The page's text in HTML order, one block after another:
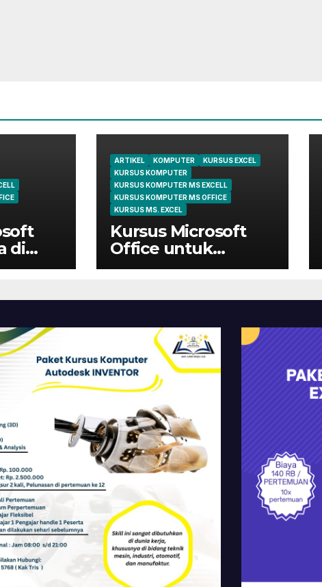
di
ARTIKEL KOMPUTER
KURSUS EXCEL
KURSUS KOMPUTER
KURSUS KOMPUTER MS EXCELL
KURSUS KOMPUTER MS OFFICE
KURSUS MS. EXCEL
Kursus Microsoft
Office untuk
Administrasi
Cileungsi